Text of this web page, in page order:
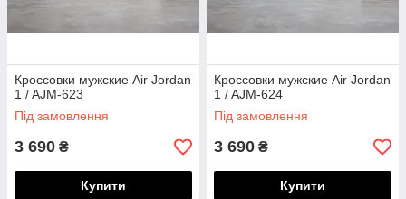
Кроссовки мужские Air Jordan
1 / AJM-623
Під замовлення
3 690 ₴
Купити
Кроссовки мужские Air Jordan
1 / AJM-624
Під замовлення
3 690 ₴
Купити